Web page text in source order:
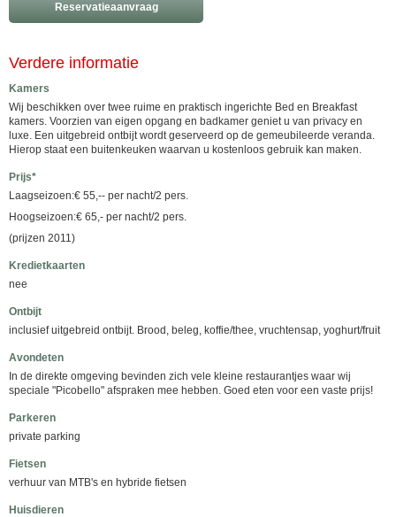
Reservatieaanvraag
Verdere informatie
Kamers
Wij beschikken over twee ruime en praktisch ingerichte Bed en Breakfast
kamers. Voorzien van eigen opgang en badkamer geniet u van privacy en
luxe. Een uitgebreid ontbijt wordt geserveerd op de gemeubileerde veranda.
Hierop staat een buitenkeuken waarvan u kostenloos gebruik kan maken.
Prijs*
Laagseizoen:€ 55,-- per nacht/2 pers.
Hoogseizoen:€ 65,- per nacht/2 pers.
(prijzen 2011)
Kredietkaarten
nee
Ontbijt
inclusief uitgebreid ontbijt. Brood, beleg, koffie/thee, vruchtensap, yoghurt/fruit
Avondeten
In de direkte omgeving bevinden zich vele kleine restaurantjes waar wij
speciale "Picobello" afspraken mee hebben. Goed eten voor een vaste prijs!
Parkeren
private parking
Fietsen
verhuur van MTB's en hybride fietsen
Huisdieren